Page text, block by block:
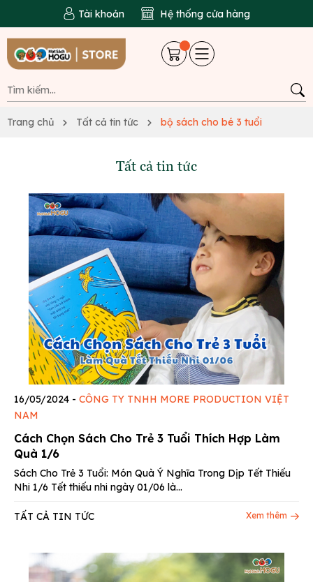
Tài khoản Hệ thống cửa hàng
Trang chủ Tất cả tin tức bộ sách cho bé 3 tuổi
Tất cả tin tức
16/05/2024 - CÔNG TY TNHH MORE PRODUCTION VIỆT
NAM
Cách Chọn Sách Cho Trẻ 3 Tuổi Thích Hợp Làm
Quà 1/6
Sách Cho Trẻ 3 Tuổi: Món Quà Ý Nghĩa Trong Dịp Tết Thiếu
Nhi 1/6 Tết thiếu nhi ngày 01/06 là...
TẤT CẢ TIN TỨC Xem thêm